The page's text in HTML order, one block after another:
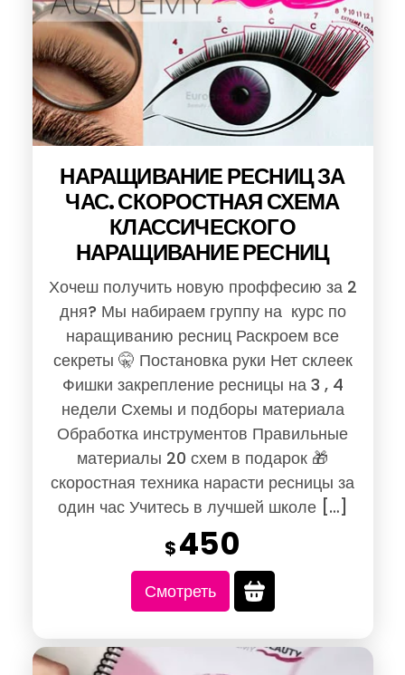
НАРАЩИВАНИЕ РЕСНИЦ ЗА
ЧАС. СКОРОСТНАЯ СХЕМА
КЛАССИЧЕСКОГО
НАРАЩИВАНИЕ РЕСНИЦ
Хочеш получить новую проффесию за 2
дня? Мы набираем группу на курс по
наращиванию ресниц Раскроем все
секреты 🤫 Постановка руки Нет склеек
Фишки закрепление ресницы на 3 , 4
недели Схемы и подборы материала
Обработка инструментов Правильные
материалы 20 схем в подарок 🎁
скоростная техника нарасти ресницы за
один час Учитесь в лучшей школе […]
$450
Смотреть